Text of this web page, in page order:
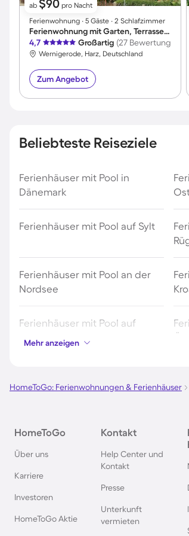
ab $90 pro Nacht
Ferienwohnung ∙ 5 Gäste ∙ 2 Schlafzimmer
Ferienwohnung mit Garten, Terrasse und Grill | Skifahren in der Nähe
4,7
Großartig (27 Bewertungen)
Wernigerode, Harz, Deutschland
Zum Angebot
Beliebteste Reiseziele
Ferienhäuser mit Pool in
Dänemark
Ferienhäuser mit Pool auf Sylt
Ferienhäuser mit Pool an der
Nordsee
Ferienhäuser mit Pool auf
Fehmarn
Norddeich
Ferienhäuser mit Pool in
Ferienhäuser mit Pool in
Mehr anzeigen
HomeToGo: Ferienwohnungen & Ferienhäuser
HomeToGo
Über uns
Karriere
Investoren
HomeToGo Aktie
Kontakt
Help Center und
Kontakt
Presse
Unterkunft
vermieten